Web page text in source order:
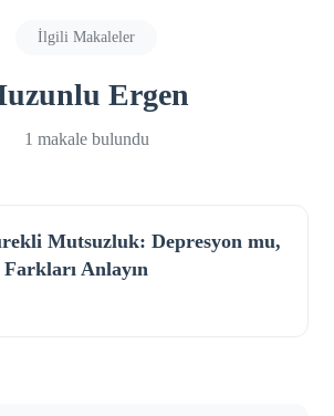
İlgili Makaleler
Ergen
1 makale bulundu
Mutsuzluk: Depresyon mu,
Anlayın